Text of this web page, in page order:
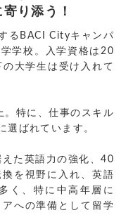
り添う！
るBACI Cityキャンパ
学校。入学資格は20
大学生は受け入れて
特に、仕事のスキル
選ばれています。
た英語力の強化、40
を視野に入れ、英語
く、特に中高年層に
への準備として留学